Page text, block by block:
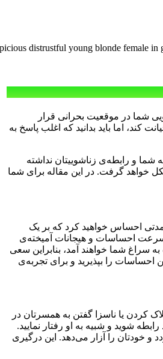
distrustful young blonde female
شما در موقعیت بحرانی قرار
اما باید بدانید که اغلب پاسخ به
شما و رابطه‌ی زناشوییتان نداشته
خواهد گرفت. در این مقاله برای شما
احساس خواهید کرد که بر یک
به سرعت احساسات و هیجانات آمیخته‌ی
سراغ شما خواهند آمد، بنابراین سعی
احساسات را بپذیرید و برای تجربه‌ی
کردن یا ناسزا گفتن به همسرتان در
شوید و شبیه به او رفتار نمایید.
و خودتان را آزار می‌دهد. این درگیری